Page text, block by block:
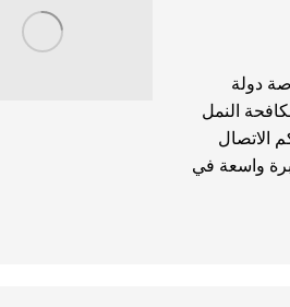
دولة
النمل
الاتصال
واسعة في